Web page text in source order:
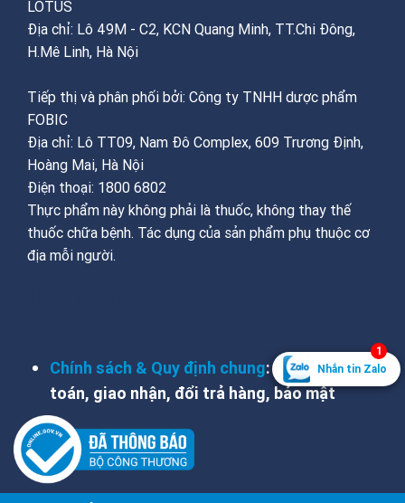
LOTUS
Địa chỉ: Lô 49M - C2, KCN Quang Minh, TT.Chi Đông,
H.Mê Linh, Hà Nội
Tiếp thị và phân phối bởi: Công ty TNHH dược phẩm
FOBIC
Địa chỉ: Lô TT09, Nam Đô Complex, 609 Trương Định,
Hoàng Mai, Hà Nội
Điện thoại: 1800 6802
Thực phẩm này không phải là thuốc, không thay thế
thuốc chữa bệnh. Tác dụng của sản phẩm phụ thuộc cơ
địa mỗi người.
Chính sách & Quy định chung: hỗ trợ, thanh
toán, giao nhận, đổi trả hàng, bảo mật
Nhắn tin Zalo
1